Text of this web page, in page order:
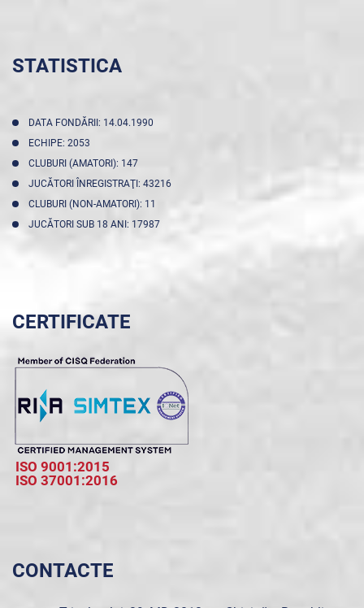
STATISTICA
DATA FONDĂRII: 14.04.1990
ECHIPE: 2053
CLUBURI (AMATORI): 147
JUCĂTORI ÎNREGISTRAŢI: 43216
CLUBURI (NON-AMATORI): 11
JUCĂTORI SUB 18 ANI: 17987
CERTIFICATE
ISO 9001:2015
ISO 37001:2016
CONTACTE